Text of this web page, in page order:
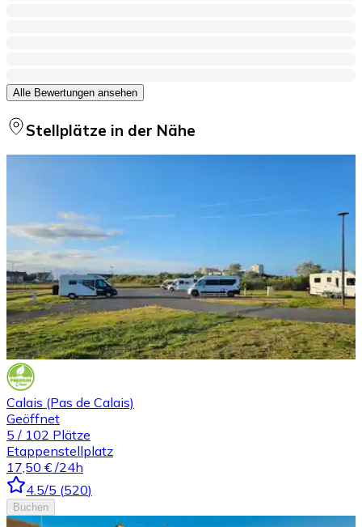
Alle Bewertungen ansehen
Stellplätze in der Nähe
Calais (Pas de Calais)
Geöffnet
5 / 102 Plätze
Etappenstellplatz
17,50 € /24h
4.5/5 (520)
Buchen